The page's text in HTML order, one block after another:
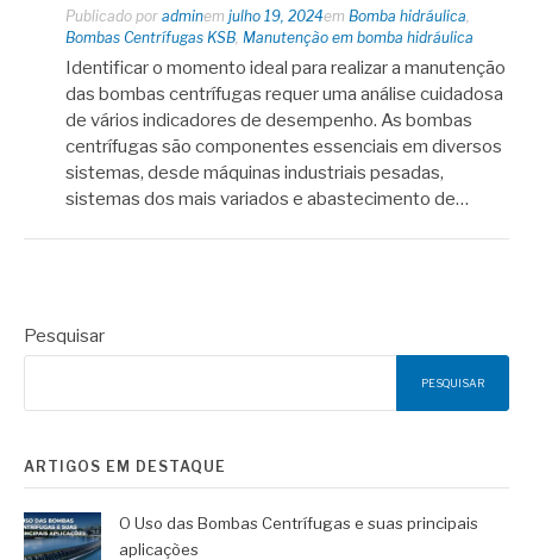
Publicado por adminem julho 19, 2024em Bomba hidráulica
Bombas Centrífugas KSB Manutenção em bomba hidráulica
Identificar o momento ideal para realizar a manutenção
das bombas centrífugas requer uma análise cuidadosa
de vários indicadores de desempenho. As bombas
centrífugas são componentes essenciais em diversos
sistemas, desde máquinas industriais pesadas,
sistemas dos mais variados e abastecimento de…
Pesquisar
PESQUISAR
ARTIGOS EM DESTAQUE
O Uso das Bombas Centrífugas e suas principais
aplicações